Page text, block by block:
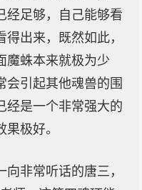
经足够，自己能够看
出来，既然如此，
魔蛛本来就极为少
会引起其他魂兽的围
经是一个非常强大的
极好。
非常听话的唐三，